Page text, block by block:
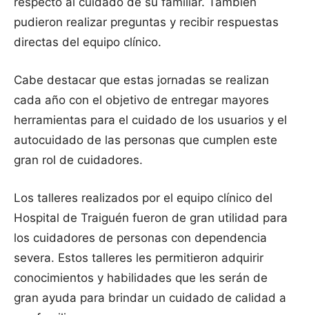
pudieron realizar preguntas y recibir respuestas
directas del equipo clínico.
Cabe destacar que estas jornadas se realizan
cada año con el objetivo de entregar mayores
herramientas para el cuidado de los usuarios y el
autocuidado de las personas que cumplen este
gran rol de cuidadores.
Los talleres realizados por el equipo clínico del
Hospital de Traiguén fueron de gran utilidad para
los cuidadores de personas con dependencia
severa. Estos talleres les permitieron adquirir
conocimientos y habilidades que les serán de
gran ayuda para brindar un cuidado de calidad a